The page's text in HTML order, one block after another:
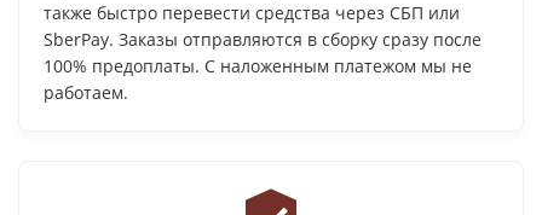
также быстро перевести средства через СБП или
SberPay. Заказы отправляются в сборку сразу после
100% предоплаты. С наложенным платежом мы не
работаем.